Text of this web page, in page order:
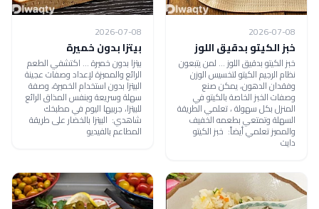
2026-07-08
خبز الكيتو بدقيق اللوز
خبز الكيتو بدقيق اللوز ... لمن يتبعون
نظام الرجيم الكيتو لتخسيس الوزن
وفقدان الدهون، يمكن صنع
وصفات الخبز الخاصة بالكيتو في
المنزل بكل سهولة ، تعلمي الطريقة
السهلة وتمتعي بطعمه الخفيف
والمميز تعلمي أيضاً: خبز الكيتو
دايت
2026-07-08
بيتزا بدون خميرة
بيتزا بدون خميرة ... اكتشفي الطعم
الرائع والمميزة لإعداد وصفات عجينة
البيتزا بدون استخدام الخميرة، وصفة
سهلة وسريعة وبنفس المذاق الرائع
للبيتزا، جربيها اليوم في مطبخك
شاهدي: البيتزا بالخضار على طريقة
المطاعم بالفيديو